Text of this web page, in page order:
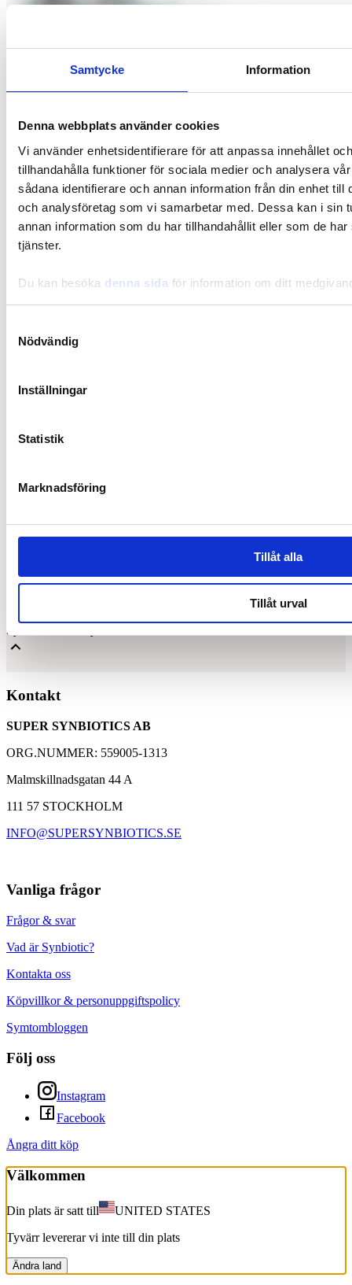
Samtycke Information
Denna webbplats använder cookies
Vi använder enhetsidentifierare för att anpassa innehållet
tillhandahålla funktioner för sociala medier och analysera
sådana identifierare och annan information från din enhet till
och analysföretag som vi samarbetar med. Dessa kan i sin
annan information som du har tillhandahållit eller som de
tjänster.
Du kan besöka denna sida för information om ditt
Nödvändig
Inställningar
Statistik
Marknadsföring
Tillåt alla
Tillåt urval
Minska dina stressnivåer med mindfulness
Synbiotic15 Daily - För en balanserad tarmflora
Baserad på 25 års forskning med Synbiotic 2000
Kontakt
SUPER SYNBIOTICS AB
ORG.NUMMER: 559005-1313
Malmskillnadsgatan 44 A
111 57 STOCKHOLM
INFO@SUPERSYNBIOTICS.SE
Vanliga frågor
Frågor & svar
Vad är Synbiotic?
Kontakta oss
Köpvillkor & personuppgiftspolicy
Symtombloggen
Följ oss
Instagram
Facebook
Ångra ditt köp
Välkommen
Din plats är satt till
UNITED STATES
Tyvärr levererar vi inte till din plats
Ändra land